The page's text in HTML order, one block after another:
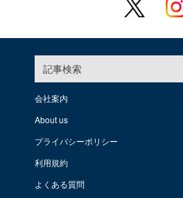
記事検索
会社案内
About us
プライバシーポリシー
利用規約
よくある質問